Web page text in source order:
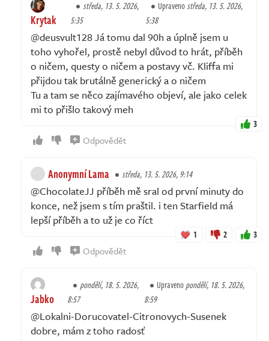
Krytak
středa, 13. 5. 2026,
5:35
Upravenostředa, 13. 5. 2026,
5:38
@deusvult128 Já tomu dal 90h a úplně jsem u
toho vyhořel, prostě nebyl důvod to hrát, příběh
o ničem, questy o ničem a postavy vč. Kliffa mi
přijdou tak brutálně generický a o ničem
Tu a tam se něco zajímavého objeví, ale jako celek
mi to přišlo takový meh
3
Odpovědět
Anonymní Lama středa, 13. 5. 2026, 9:14
@ChocolateJJ příběh mě sral od první minuty do
konce, než jsem s tím praštil. i ten Starfield má
lepší příběh a to už je co říct
1 2 3
Odpovědět
Jabko
pondělí, 18. 5. 2026,
8:57
Upravenopondělí, 18. 5. 2026,
8:59
@Lokalni-Dorucovatel-Citronovych-Susenek
dobre, mám z toho radosť